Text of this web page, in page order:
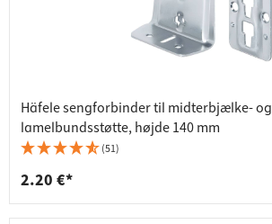
Häfele sengforbinder til midterbjælke- og
lamelbundsstøtte, højde 140 mm
(51)
2.20 €*